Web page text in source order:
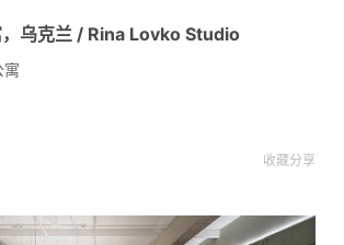
乌克兰 / Rina Lovko Studio
寓
收藏分享